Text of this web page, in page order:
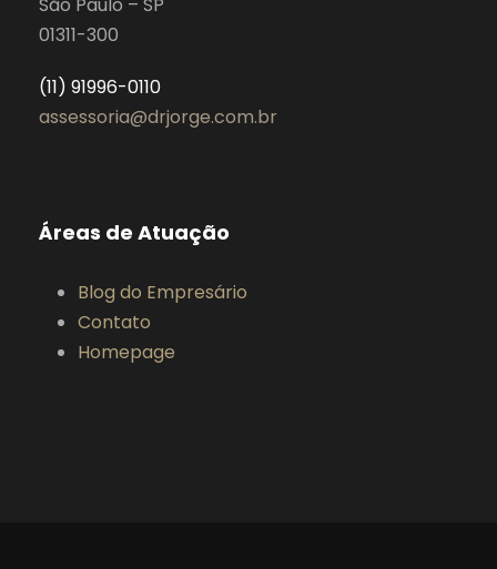
01311-300
(11) 91996-0110
assessoria@drjorge.com.br
Áreas de Atuação
Blog do Empresário
Contato
Homepage